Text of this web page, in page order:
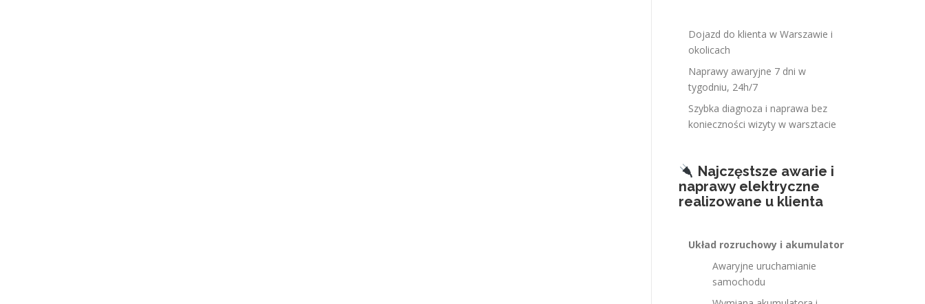
Dojazd do klienta w Warszawie i
okolicach
Naprawy awaryjne 7 dni w
tygodniu, 24h/7
Szybka diagnoza i naprawa bez
konieczności wizyty w warsztacie
Najczęstsze awarie i
naprawy elektryczne
realizowane u klienta
Układ rozruchowy i akumulator
Awaryjne uruchamianie
samochodu